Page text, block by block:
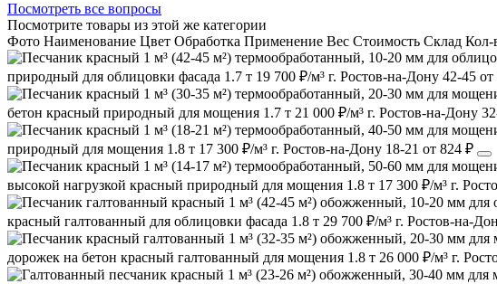
Посмотреть все вопросы
Посмотрите товары из этой же категории
Фото Наименование Цвет Обработка Применение Вес Cтоимость Склад Кол-
природный для облицовки фасада 1.7 т 19 700 ₽/м³ г. Ростов-на-Дону 42-45 от
бетон красный природный для мощения 1.7 т 21 000 ₽/м³ г. Ростов-на-Дону
природный для мощения 1.8 т 17 300 ₽/м³ г. Ростов-на-Дону 18-21 от 824 ₽
высокой нагрузкой красный природный для мощения 1.8 т 17 300 ₽/м³ г.
красный галтованный для облицовки фасада 1.8 т 29 700 ₽/м³ г. Ростов-на-
дорожек на бетон красный галтованный для мощения 1.8 т 26 000 ₽/м³ г.